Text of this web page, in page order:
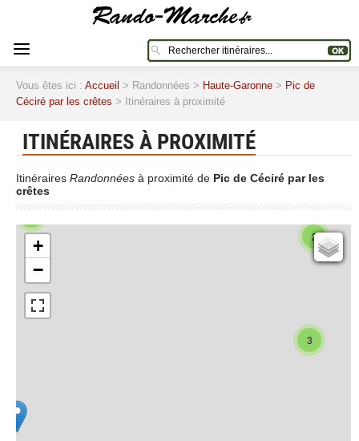
Vous êtes ici : Accueil > Randonnées > Haute-Garonne > Pic de
Céciré par les crêtes > Itinéraires à proximité
ITINÉRAIRES À PROXIMITÉ
Itinéraires Randonnées à proximité de Pic de Céciré par les
crêtes
3
2
+
−
Photographies aériennes